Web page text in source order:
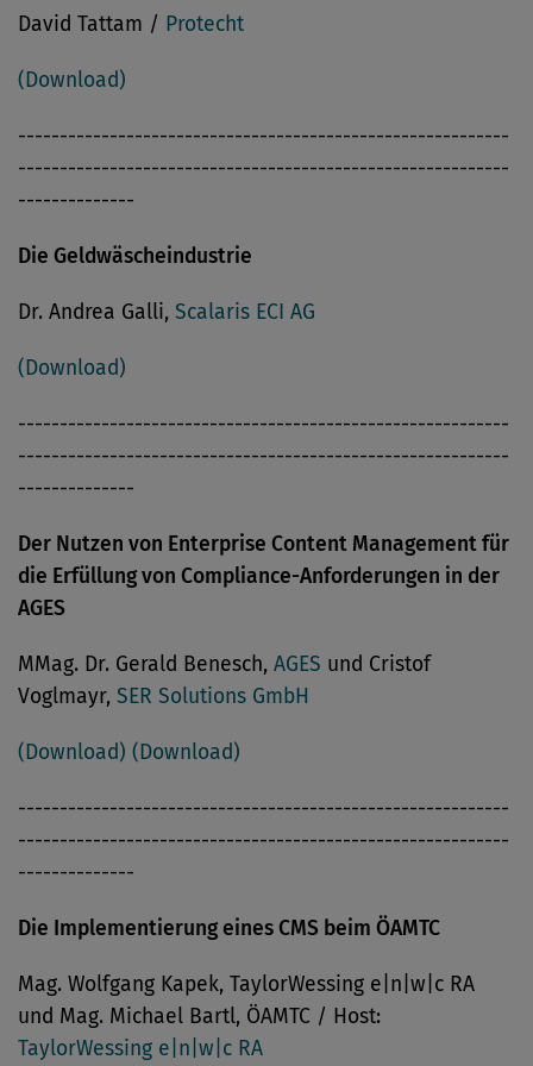
David Tattam / Protecht
(Download)
-----------------------------------------------------------
-----------------------------------------------------------
--------------
Die Geldwäscheindustrie
Dr. Andrea Galli, Scalaris ECI AG
(Download)
-----------------------------------------------------------
-----------------------------------------------------------
--------------
Der Nutzen von Enterprise Content Management für
die Erfüllung von Compliance-Anforderungen in der
AGES
MMag. Dr. Gerald Benesch, AGES und Cristof
Voglmayr, SER Solutions GmbH
(Download) (Download)
-----------------------------------------------------------
-----------------------------------------------------------
--------------
Die Implementierung eines CMS beim ÖAMTC
Mag. Wolfgang Kapek, TaylorWessing e|n|w|c RA
und Mag. Michael Bartl, ÖAMTC / Host:
TaylorWessing e|n|w|c RA